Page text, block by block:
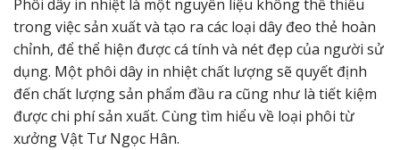
Phôi dây in nhiệt là một nguyên liệu không thể thiếu
trong việc sản xuất và tạo ra các loại dây đeo thẻ hoàn
chỉnh, để thể hiện được cá tính và nét đẹp của người sử
dụng. Một phôi dây in nhiệt chất lượng sẽ quyết định
đến chất lượng sản phẩm đầu ra cũng như là tiết kiệm
được chi phí sản xuất. Cùng tìm hiểu về loại phôi từ
xưởng Vật Tư Ngọc Hân.